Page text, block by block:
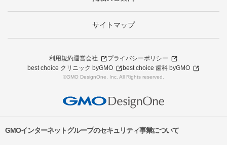
サイトマップ
利用規約運営会社
プライバシーポリシー
best choice クリニック byGMO
best choice 歯科 byGMO
©GMO DesignOne, Inc. All Rights reserved.
GMOインターネットグループのセキュリティ事業について